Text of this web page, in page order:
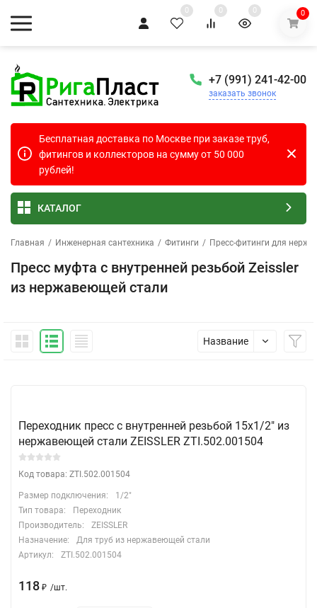
0 0 0 0
+7 (991) 241-42-00
заказать звонок
Бесплатная доставка по Москве при заказе труб,
фитингов и коллекторов на сумму от 50 000
рублей!
КАТАЛОГ
Главная / Инженерная сантехника / Фитинги / Пресс-фитинги для
Пресс муфта с внутренней резьбой Zeissler
из нержавеющей стали
Название
Переходник пресс с внутренней резьбой 15х1/2" из
нержавеющей стали ZEISSLER ZTI.502.001504
Код товара: ZTI.502.001504
Размер подключения:
1/2"
Тип товара:
Переходник
Производитель:
ZEISSLER
Назначение:
Для труб из нержавеющей стали
Артикул:
ZTI.502.001504
118 ₽ /шт.